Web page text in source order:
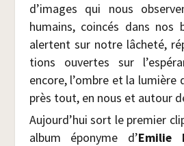
d’images qui nous
humains, coin­cés dans nos
alertent sur notre lâche­té,
tions ouvertes sur
encore, l’ombre et la lumière
près tout, en nous et autour
Aujourd’hui sort le pre­mier
album épo­nyme d’Emi­lie